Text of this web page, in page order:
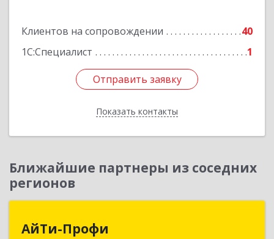
Клиентов на сопровождении
40
1С:Специалист
1
Отправить заявку
Показать контакты
Отправить заявку
Назад
Ближайшие партнеры из соседних
регионов
АйТи-Профи